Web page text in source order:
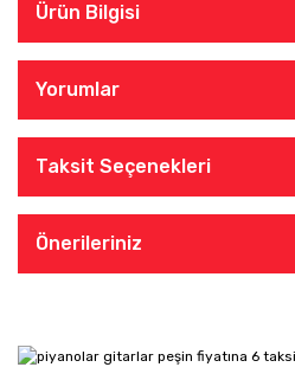
Ürün Bilgisi
Yorumlar
Taksit Seçenekleri
Önerileriniz